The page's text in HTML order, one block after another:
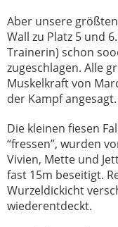
Aber unsere
Wall zu Platz 5 und
Trainerin) schon
zugeschlagen. Alle
Muskelkraft von
der Kampf
Die kleinen fiesen
“fressen”, wurden
Vivien, Mette und
fast 15m beseitigt.
Wurzeldickicht
wiederentdeckt.